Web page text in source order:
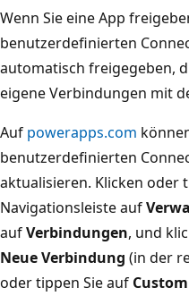
Wenn Sie eine App
benutzerdefinierten
automatisch freigegeben,
eigene Verbindungen mit
Auf powerapps.com
benutzerdefinierten
aktualisieren. Klicken oder
Navigationsleiste auf
aufVerbindungen, und
Neue Verbindung (in der
oder tippen Sie auf Custom